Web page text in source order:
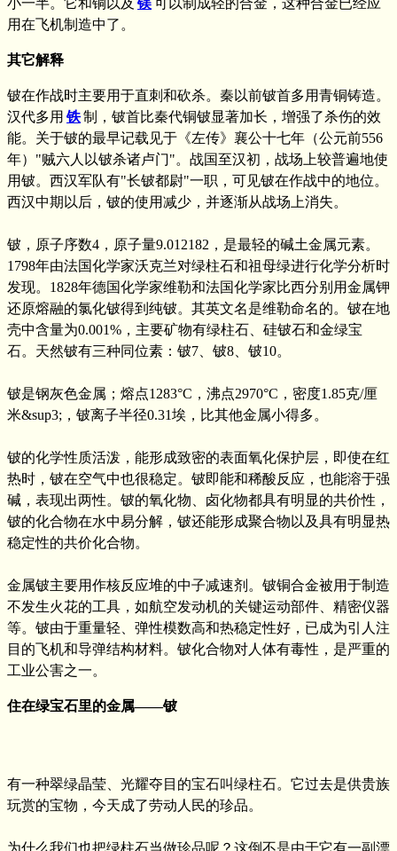
用在飞机制造中了。
其它解释
铍在作战时主要用于直刺和砍杀。秦以前铍首多用青铜铸造。
汉代多用 铁制，铍首比秦代铜铍显著加长，增强了杀伤的效
能。关于铍的最早记载见于《左传》襄公十七年（公元前556
年）"贼六人以铍杀诸卢门"。战国至汉初，战场上较普遍地使
用铍。西汉军队有"长铍都尉"一职，可见铍在作战中的地位。
西汉中期以后，铍的使用减少，并逐渐从战场上消失。
铍，原子序数4，原子量9.012182，是最轻的碱土金属元素。
1798年由法国化学家沃克兰对绿柱石和祖母绿进行化学分析时
发现。1828年德国化学家维勒和法国化学家比西分别用金属钾
还原熔融的氯化铍得到纯铍。其英文名是维勒命名的。铍在地
壳中含量为0.001%，主要矿物有绿柱石、硅铍石和金绿宝
石。天然铍有三种同位素：铍7、铍8、铍10。
铍是钢灰色金属；熔点1283°C，沸点2970°C，密度1.85克/厘
米&sup3;，铍离子半径0.31埃，比其他金属小得多。
铍的化学性质活泼，能形成致密的表面氧化保护层，即使在红
热时，铍在空气中也很稳定。铍即能和稀酸反应，也能溶于强
碱，表现出两性。铍的氧化物、卤化物都具有明显的共价性，
铍的化合物在水中易分解，铍还能形成聚合物以及具有明显热
稳定性的共价化合物。
金属铍主要用作核反应堆的中子减速剂。铍铜合金被用于制造
不发生火花的工具，如航空发动机的关键运动部件、精密仪器
等。铍由于重量轻、弹性模数高和热稳定性好，已成为引人注
目的飞机和导弹结构材料。铍化合物对人体有毒性，是严重的
工业公害之一。
住在绿宝石里的金属——铍
有一种翠绿晶莹、光耀夺目的宝石叫绿柱石。它过去是供贵族
玩赏的宝物，今天成了劳动人民的珍品。
为什么我们也把绿柱石当做珍品呢？这倒不是由于它有一副漂